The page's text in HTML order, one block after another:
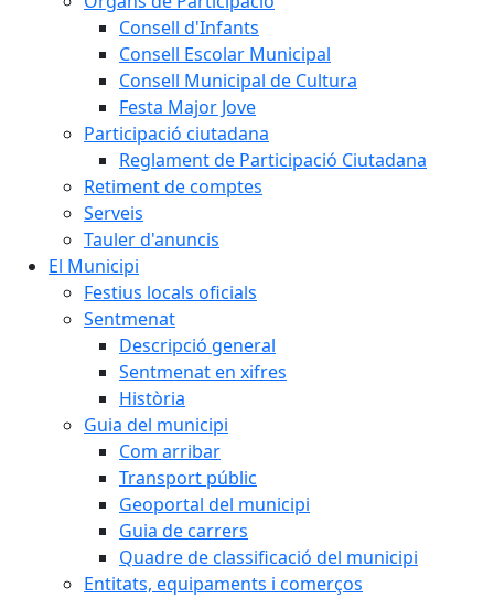
Consell d'Infants
Consell Escolar Municipal
Consell Municipal de Cultura
Festa Major Jove
Participació ciutadana
Reglament de Participació Ciutadana
Retiment de comptes
Serveis
Tauler d'anuncis
El Municipi
Festius locals oficials
Sentmenat
Descripció general
Sentmenat en xifres
Història
Guia del municipi
Com arribar
Transport públic
Geoportal del municipi
Guia de carrers
Quadre de classificació del municipi
Entitats, equipaments i comerços